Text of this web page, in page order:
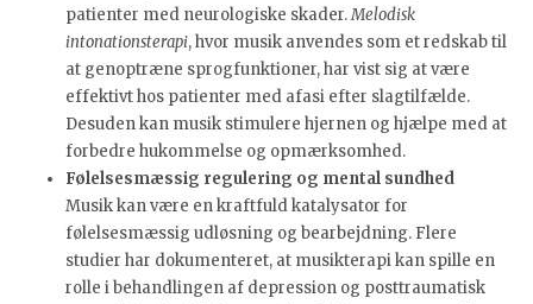
patienter med neurologiske skader.Melodisk
intonationsterapi, hvor musik anvendes som et redskab til
at genoptræne sprogfunktioner, har vist sig at være
effektivt hos patienter med afasi efter slagtilfælde.
Desuden kan musik stimulere hjernen og hjælpe med at
forbedre hukommelse og opmærksomhed.
Følelsesmæssig regulering og mental sundhed
Musik kan være en kraftfuld katalysator for
følelsesmæssig udløsning og bearbejdning. Flere
studier har dokumenteret, at musikterapi kan spille en
rolle i behandlingen af depression og posttraumatisk